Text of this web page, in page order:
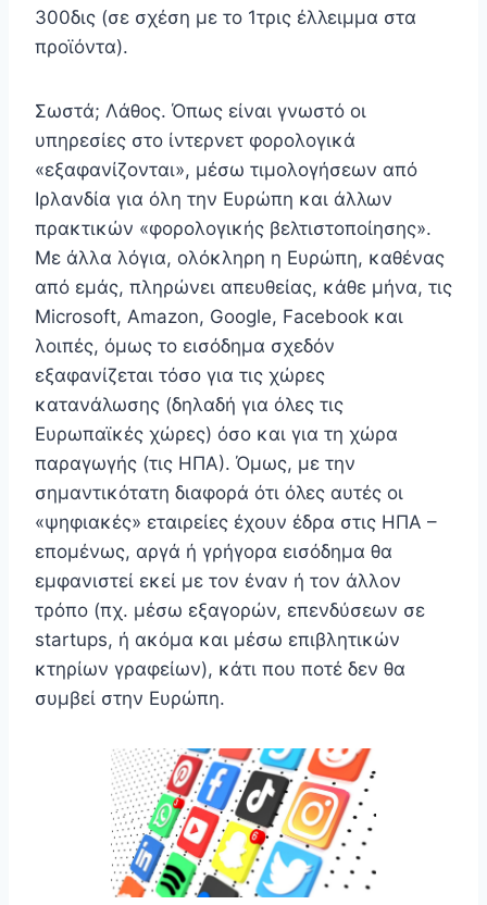
300δις (σε σχέση με το 1τρις έλλειμμα στα
προϊόντα).
Σωστά; Λάθος. Όπως είναι γνωστό οι
υπηρεσίες στο ίντερνετ φορολογικά
«εξαφανίζονται», μέσω τιμολογήσεων από
Ιρλανδία για όλη την Ευρώπη και άλλων
πρακτικών «φορολογικής βελτιστοποίησης».
Με άλλα λόγια, ολόκληρη η Ευρώπη, καθένας
από εμάς, πληρώνει απευθείας, κάθε μήνα, τις
Microsoft, Amazon, Google, Facebook και
λοιπές, όμως το εισόδημα σχεδόν
εξαφανίζεται τόσο για τις χώρες
κατανάλωσης (δηλαδή για όλες τις
Ευρωπαϊκές χώρες) όσο και για τη χώρα
παραγωγής (τις ΗΠΑ). Όμως, με την
σημαντικότατη διαφορά ότι όλες αυτές οι
«ψηφιακές» εταιρείες έχουν έδρα στις ΗΠΑ –
επομένως, αργά ή γρήγορα εισόδημα θα
εμφανιστεί εκεί με τον έναν ή τον άλλον
τρόπο (πχ. μέσω εξαγορών, επενδύσεων σε
startups, ή ακόμα και μέσω επιβλητικών
κτηρίων γραφείων), κάτι που ποτέ δεν θα
συμβεί στην Ευρώπη.